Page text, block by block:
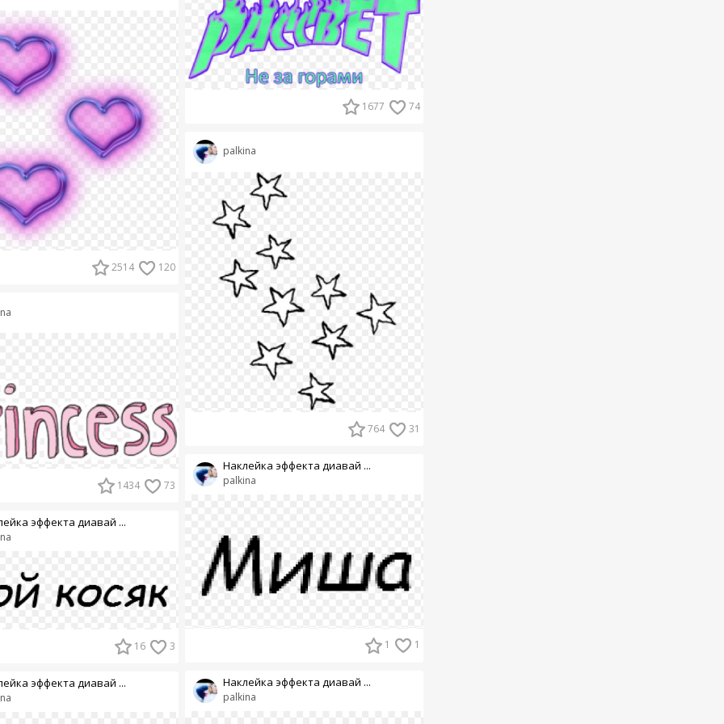
2514 120
1434 73
эффекта диавай ...
16 3
эффекта диавай ...
1677 74
palkina
764 31
palkina
Наклейка эффекта диавай ...
1 1
palkina
Наклейка эффекта диавай ...